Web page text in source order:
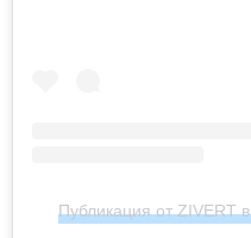
Публикация от ZIVERT